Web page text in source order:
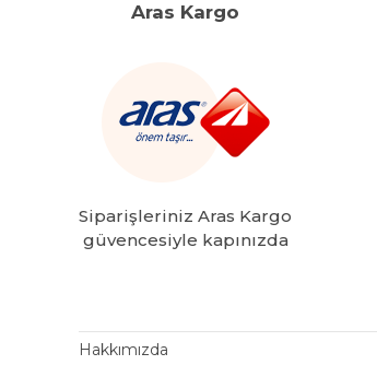
Aras Kargo
Siparişleriniz Aras Kargo
güvencesiyle kapınızda
Hakkımızda